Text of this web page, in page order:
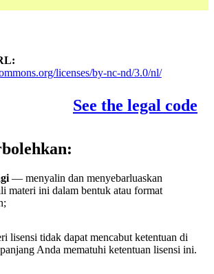
licenses/by-nc-nd/3.0/nl/
See the legal code
— menyalin dan menyebarluaskan
materi ini dalam bentuk atau format
lisensi tidak dapat mencabut ketentuan di
Anda mematuhi ketentuan lisensi ini.